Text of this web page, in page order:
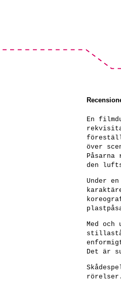
En
över
den
Under
Med
Det är